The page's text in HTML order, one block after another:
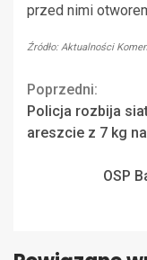
przed nimi
Źródło: Aktualności
Reading
Poprzedni:
Policja rozbija
areszcie z 7 kg
OSP